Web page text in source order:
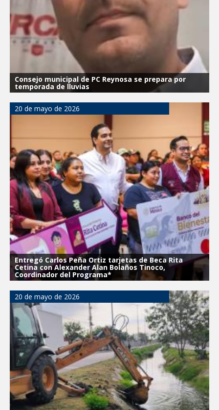
Consejo municipal de PC Reynosa se prepara por
temporada de lluvias
20 de mayo de 2026
Entregó Carlos Peña Ortiz tarjetas de Beca Rita
Cetina con Alexander Alan Bolaños Tinoco,
Coordinador del Programa*
20 de mayo de 2026